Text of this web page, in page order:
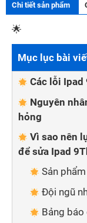
Chi tiết sản phẩm
🌟
Mục lục bài
Các lỗi Ipad
Nguyên
hỏng
Vì sao nên
để sửa Ipad
Sản
Đội ngũ
Bảng